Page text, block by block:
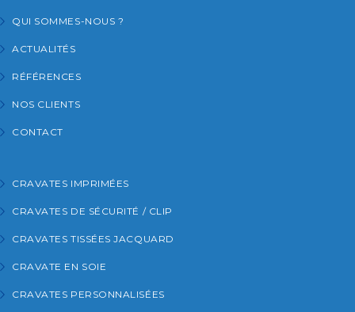
QUI SOMMES-NOUS ?
ACTUALITÉS
RÉFÉRENCES
NOS CLIENTS
CONTACT
CRAVATES IMPRIMÉES
CRAVATES DE SÉCURITÉ / CLIP
CRAVATES TISSÉES JACQUARD
CRAVATE EN SOIE
CRAVATES PERSONNALISÉES